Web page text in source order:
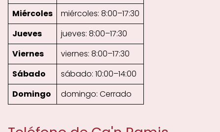
Miércoles
miércoles: 8:00–17:30
Jueves
jueves: 8:00–17:30
Viernes
viernes: 8:00–17:30
Sábado
sábado: 10:00–14:00
Domingo
domingo: Cerrado